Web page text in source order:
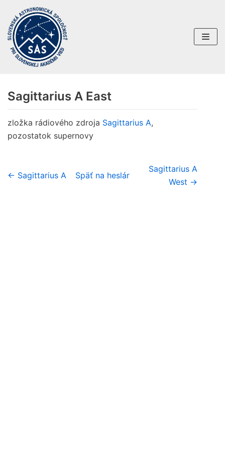
Preskočiť
na
obsah
Sagittarius A East
zložka rádiového zdroja Sagittarius A,
pozostatok supernovy
← Sagittarius A Späť na heslár
Sagittarius A
West →